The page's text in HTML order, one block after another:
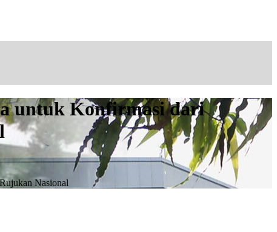
untuk Konfirmasi dari
Nasional